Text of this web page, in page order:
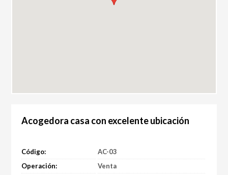
Acogedora casa con excelente ubicación
Código:
AC-03
Operación:
Venta